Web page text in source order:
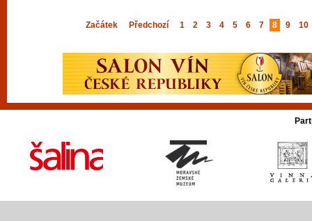
Začátek Předchozí 1 2 3 4 5 6 7 8 9 10